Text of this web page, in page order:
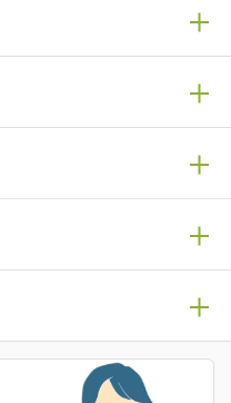
！
る！
Webメディア
イン